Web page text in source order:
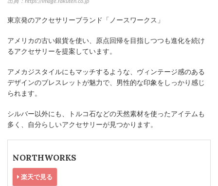
東京発のアクセサリーブランド「ノースワークス」
アメリカの古い銀貨を使い、原点回帰を目指しつつも進化を続け
るアクセサリーを提案しています。
アメカジスタイルにもマッチするような、ヴィンテージ感のある
デザインのブレスレットが魅力で、男性的な印象をしっかり感じ
られます。
シルバー以外にも、トルコ石などの天然素材を使ったアイテムも
多く、自分らしいアクセサリーが見つかります。
NORTHWORKS
楽天で見る